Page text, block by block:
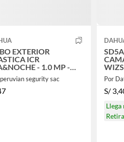
EXTERIOR
ICR
- 1.0 MP -
- IR 20M - IP67 HAC-
segurity sac Por
S/
Llega